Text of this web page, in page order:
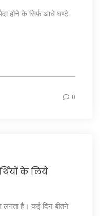
होने के सिर्फ आधे घण्टे
0
के लिये
लगता है। कई दिन बीतने